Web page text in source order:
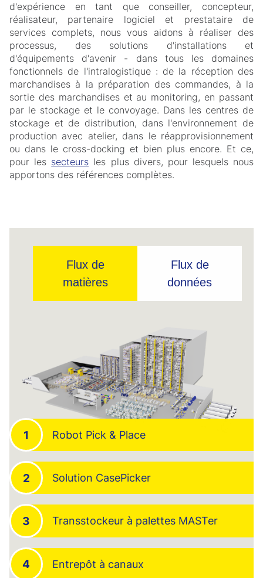
d'expérience en tant que conseiller, concepteur,
réalisateur, partenaire logiciel et prestataire de
services complets, nous vous aidons à réaliser des
processus, des solutions d'installations et
d'équipements d'avenir - dans tous les domaines
fonctionnels de l'intralogistique : de la réception des
marchandises à la préparation des commandes, à la
sortie des marchandises et au monitoring, en passant
par le stockage et le convoyage. Dans les centres de
stockage et de distribution, dans l'environnement de
production avec atelier, dans le réapprovisionnement
ou dans le cross-docking et bien plus encore. Et ce,
pour les secteurs les plus divers, pour lesquels nous
apportons des références complètes.